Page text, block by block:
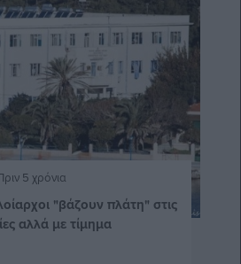
5 χρόνια
"βάζουν πλάτη" στις
αλλά με τίμημα